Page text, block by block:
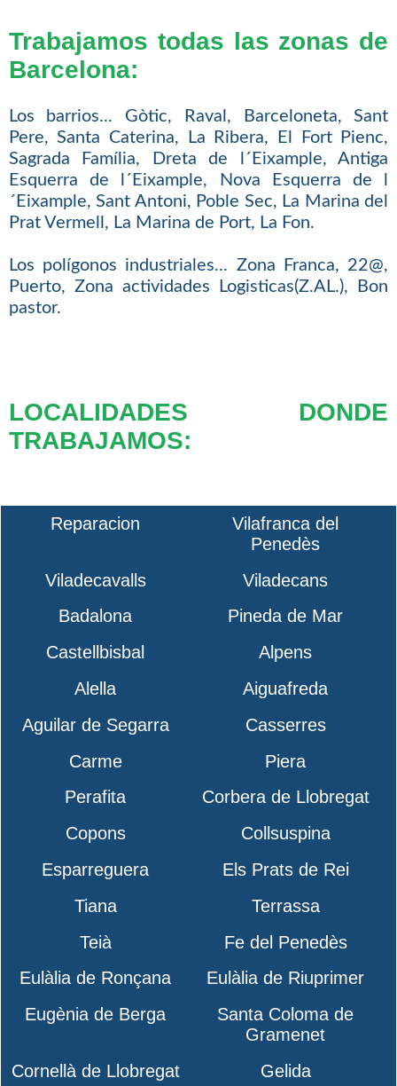
Trabajamos todas las zonas de
Barcelona:
Los barrios... Gòtic, Raval, Barceloneta, Sant
Pere, Santa Caterina, La Ribera, El Fort Pienc,
Sagrada Família, Dreta de l´Eixample, Antiga
Esquerra de l´Eixample, Nova Esquerra de l
´Eixample, Sant Antoni, Poble Sec, La Marina del
Prat Vermell, La Marina de Port, La Fon.
Los polígonos industriales... Zona Franca, 22@,
Puerto, Zona actividades Logisticas(Z.AL.), Bon
pastor.
LOCALIDADES DONDE
TRABAJAMOS:
Reparacion
Vilafranca del
Penedès
Viladecavalls
Viladecans
Badalona
Pineda de Mar
Castellbisbal
Alpens
Alella
Aiguafreda
Aguilar de Segarra
Casserres
Carme
Piera
Perafita
Corbera de Llobregat
Copons
Collsuspina
Esparreguera
Els Prats de Rei
Tiana
Terrassa
Teià
Fe del Penedès
Eulàlia de Ronçana
Eulàlia de Riuprimer
Eugènia de Berga
Santa Coloma de
Gramenet
Cornellà de Llobregat
Gelida